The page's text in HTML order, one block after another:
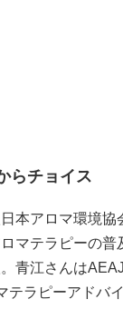
らチョイス
本アロマ環境
マテラピーの
青江さんは
ラピーアドバ